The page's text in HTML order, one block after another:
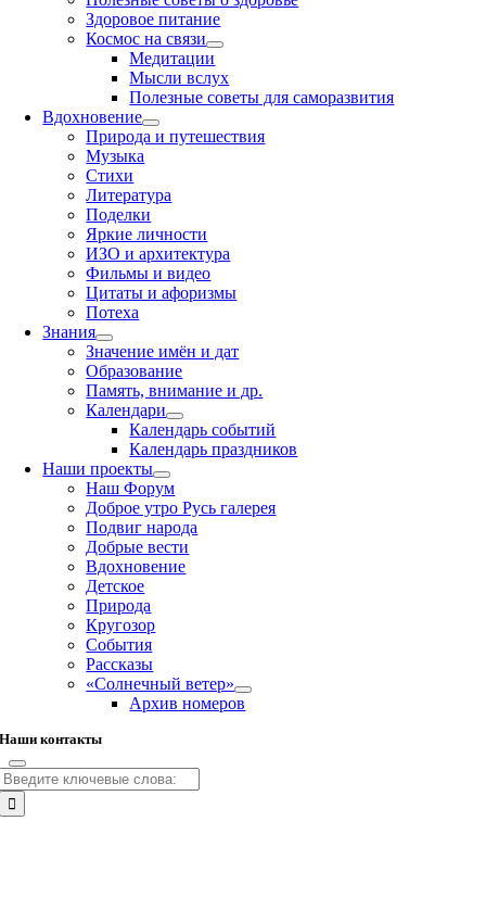
Здоровое питание
Космос на связи
Медитации
Мысли вслух
Полезные советы для саморазвития
Вдохновение
Природа и путешествия
Музыка
Стихи
Литература
Поделки
Яркие личности
ИЗО и архитектура
Фильмы и видео
Цитаты и афоризмы
Потеха
Знания
Значение имён и дат
Образование
Память, внимание и др.
Календари
Календарь событий
Календарь праздников
Наши проекты
Наш Форум
Доброе утро Русь галерея
Подвиг народа
Добрые вести
Вдохновение
Детское
Природа
Кругозор
События
Рассказы
«Солнечный ветер»
Архив номеров
Наши контакты